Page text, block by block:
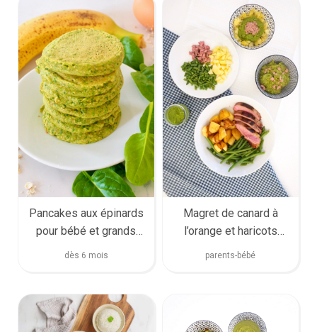
Pancakes aux épinards
pour bébé et grands
(super facile)
dès 6 mois
Magret de canard à
l’orange et haricots
verts (pour bébé et la
parents-bébé